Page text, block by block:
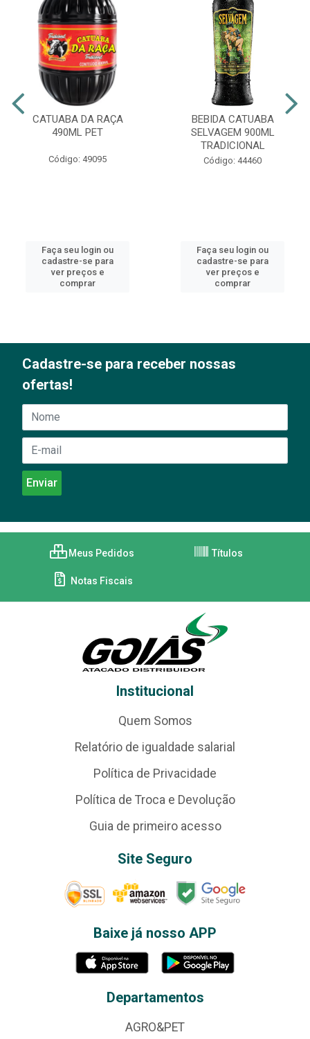
CATUABA DA RAÇA
490ML PET
Código: 49095
Faça seu login ou
cadastre-se para
ver preços e
comprar
BEBIDA CATUABA
SELVAGEM 900ML
TRADICIONAL
Código: 44460
Faça seu login ou
cadastre-se para
ver preços e
comprar
Cadastre-se para receber nossas
ofertas!
Meus Pedidos Títulos
Notas Fiscais
Institucional
Quem Somos
Relatório de igualdade salarial
Política de Privacidade
Política de Troca e Devolução
Guia de primeiro acesso
Site Seguro
Baixe já nosso APP
Departamentos
AGRO&PET